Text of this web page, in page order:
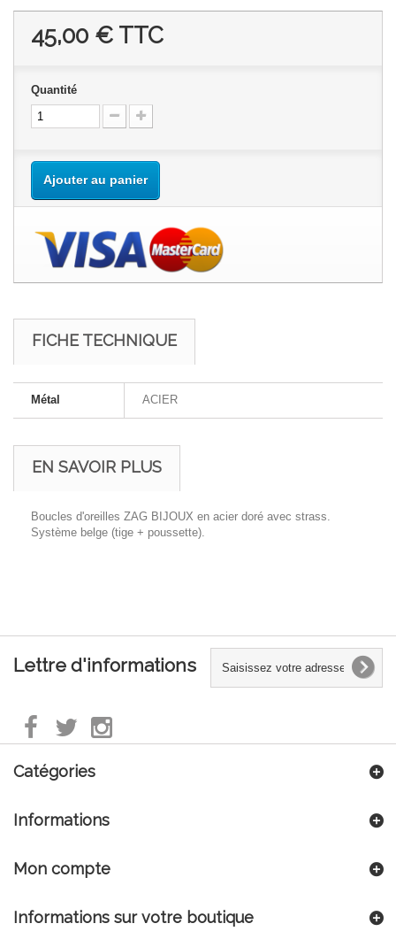
45,00 € TTC
Quantité
Ajouter au panier
FICHE TECHNIQUE
Métal ACIER
EN SAVOIR PLUS
Boucles d'oreilles ZAG BIJOUX en acier doré avec strass.
Système belge (tige + poussette).
Lettre d'informations
Catégories
Informations
Mon compte
Informations sur votre boutique